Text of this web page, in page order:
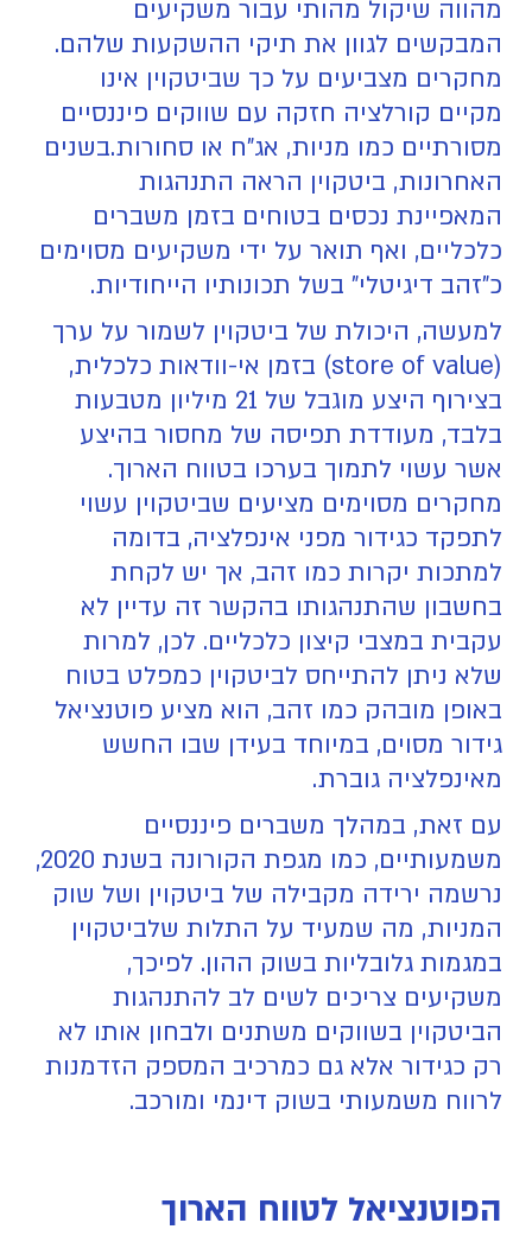
מהווה שיקול מהותי עבור משקיעים
המבקשים לגוון את תיקי ההשקעות שלהם.
מחקרים מצביעים על כך שביטקוין אינו
מקיים קורלציה חזקה עם שווקים פיננסיים
מסורתיים כמו מניות, אג"ח או סחורות.בשנים
האחרונות, ביטקוין הראה התנהגות
המאפיינת נכסים בטוחים בזמן משברים
כלכליים, ואף תואר על ידי משקיעים מסוימים
כ"זהב דיגיטלי" בשל תכונותיו הייחודיות.
למעשה, היכולת של ביטקוין לשמור על ערך
(store of value) בזמן אי-וודאות כלכלית,
בצירוף היצע מוגבל של 21 מיליון מטבעות
בלבד, מעודדת תפיסה של מחסור בהיצע
אשר עשוי לתמוך בערכו בטווח הארוך.
מחקרים מסוימים מציעים שביטקוין עשוי
לתפקד כגידור מפני אינפלציה, בדומה
למתכות יקרות כמו זהב, אך יש לקחת
בחשבון שהתנהגותו בהקשר זה עדיין לא
עקבית במצבי קיצון כלכליים. לכן, למרות
שלא ניתן להתייחס לביטקוין כמפלט בטוח
באופן מובהק כמו זהב, הוא מציע פוטנציאל
גידור מסוים, במיוחד בעידן שבו החשש
מאינפלציה גוברת.
עם זאת, במהלך משברים פיננסיים
משמעותיים, כמו מגפת הקורונה בשנת 2020,
נרשמה ירידה מקבילה של ביטקוין ושל שוק
המניות, מה שמעיד על התלות שלביטקוין
במגמות גלובליות בשוק ההון. לפיכך,
משקיעים צריכים לשים לב להתנהגות
הביטקוין בשווקים משתנים ולבחון אותו לא
רק כגידור אלא גם כמרכיב המספק הזדמנות
לרווח משמעותי בשוק דינמי ומורכב.
הפוטנציאל לטווח הארוך